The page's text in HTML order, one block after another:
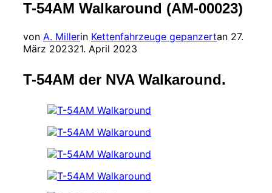
umschalten
T-54AM Walkaround (AM-00023)
von A. Millerin Kettenfahrzeuge gepanzertan 27.
März 202321. April 2023
T-54AM der NVA Walkaround.